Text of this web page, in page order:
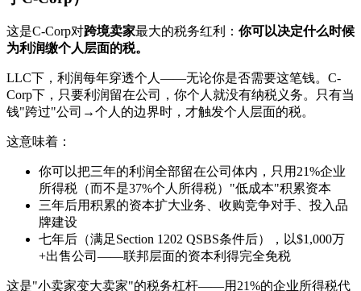
这是C-Corp对跨境卖家最大的税务红利： 你可以决定什么时候
为利润缴个人层面的税。
LLC下，利润每年穿透个人——无论你是否需要这笔钱。C-
Corp下，只要利润留在公司，你个人就没有纳税义务。只有当
钱"跨过"公司→个人的边界时，才触发个人层面的税。
这意味着：
你可以把三年的利润全部留在公司体内，只用21%企业
所得税（而不是37%个人所得税）"低成本"积累资本
三年后用积累的资本扩大业务、收购竞争对手、投入品
牌建设
七年后（满足Section 1202 QSBS条件后），以$1,000万
+出售公司——联邦层面的资本利得完全免税
这是"小卖家变大卖家"的税务杠杆——用21%的企业所得税代